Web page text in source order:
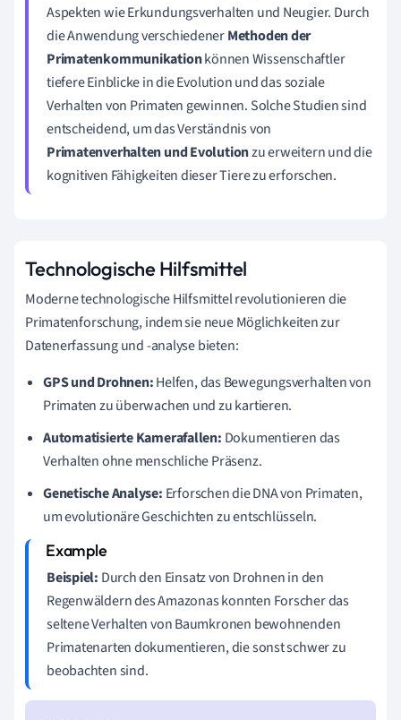
Aspekten wie Erkundungsverhalten und Neugier. Durch
die Anwendung verschiedenerMethoden der
Primatenkommunikationkönnen Wissenschaftler
tiefere Einblicke in die Evolution und das soziale
Verhalten von Primaten gewinnen. Solche Studien sind
entscheidend, um das Verständnis von
Primatenverhalten und Evolutionzu erweitern und die
kognitiven Fähigkeiten dieser Tiere zu erforschen.
Technologische Hilfsmittel
Moderne technologische Hilfsmittel revolutionieren die
Primatenforschung, indem sie neue Möglichkeiten zur
Datenerfassung und -analyse bieten:
GPS und Drohnen:Helfen, das Bewegungsverhalten von
Primaten zu überwachen und zu kartieren.
Automatisierte Kamerafallen: Dokumentieren das
Verhalten ohne menschliche Präsenz.
Genetische Analyse: Erforschen die DNA von Primaten,
um evolutionäre Geschichten zu entschlüsseln.
Beispiel: Durch den Einsatz von Drohnen in den
Regenwäldern des Amazonas konnten Forscher das
seltene Verhalten von Baumkronen bewohnenden
Primatenarten dokumentieren, die sonst schwer zu
beobachten sind.